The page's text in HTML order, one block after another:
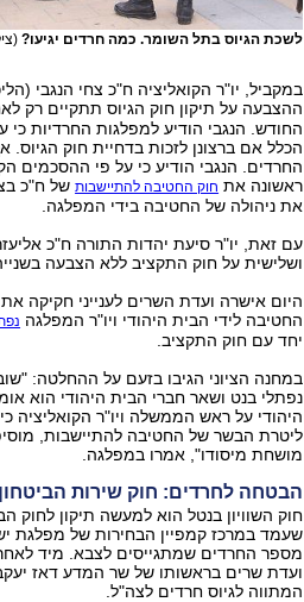
לשכת הגיוס בתל השומר. כמה חרדים יגיעו?
במקביל, יו"ר הקואליציה ח"כ צחי הנגבי
ההצבעה על תיקון חוק הגיוס תתקיים רק
החודש. הנגבי הודיע למפלגות החרדיות כי
הכלל אם ברצונן לזכות בדחיית חוק
החרדים. הנגבי הודיע כי על פי ההסכמים
ראשונה את חוק החטיבה להתיישבותשל ח"כ
את ניהולה של החטיבה בידי המפלגה.
עם זאת, יו"ר סיעת יהדות התורה ח"כ
ושלישית על חוק התקציב ללא הצבעה
היום אישרה ועדת השרים לענייני חקיקה
החטיבה לידי הבית היהודי ויו"ר המפלגה
יחד עם חוק התקציב.
במחנה הציוני הגיבו בזעם על ההחלטה:
נפתלי בנט ושאר חברי הבית היהודי הוא
היהודי על ראש הממשלה ויו"ר הקואליציה
ליטרת הבשר של החטיבה להתיישבות,
מושחת מיסודו", אמרו במפלגה.
הבטחה לחרדים: חוק שירות הביטחון
חוק השוויון בנטל הוא למעשה תיקון לחוק
שעמד במרכז קמפיין הבחירות של מפלגת
מספר החרדים שמתגייסים לצבא. מיד
ועדת שרים בראשותו של שר המדע דאז
המתווה לגיוס חרדים לצה"ל.